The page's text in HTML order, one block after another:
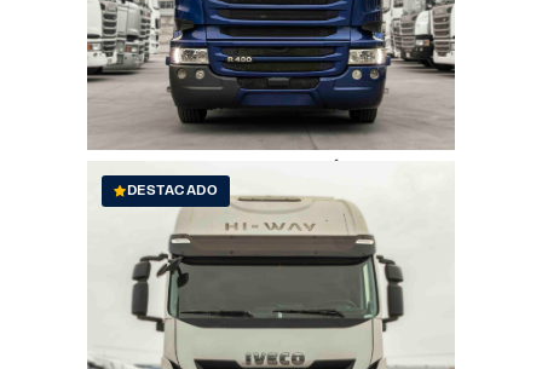
TRACTO CAMIÓN
59.000.000
Ver Ficha
DESTACADO